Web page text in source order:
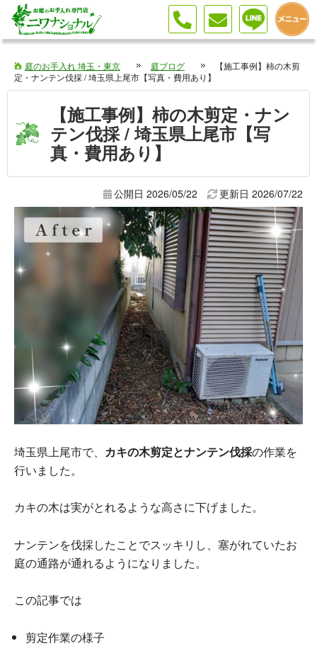
庭のお手入れ 埼玉・東京 庭ブログ
【施工事例】柿の木剪
定・ナンテン伐採 / 埼玉県上尾市【写真・費用あり】
【施工事例】柿の木剪定・ナン
テン伐採 / 埼玉県上尾市【写
真・費用あり】
公開日 2026/05/22 更新日 2026/07/22
埼玉県上尾市で、 カキの木剪定とナンテン伐採の作業を
行いました。
カキの木は実がとれるような高さに下げました。
ナンテンを伐採したことでスッキリし、塞がれていたお
庭の通路が通れるようになりました。
この記事では
剪定作業の様子